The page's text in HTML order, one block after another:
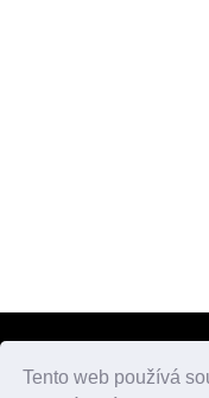
Tento web používá